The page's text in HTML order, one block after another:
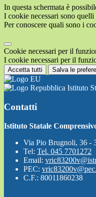
In questa schermata è
I cookie necessari sono
Per conoscere quali sono i
Cookie necessari per il
I cookie necessari per il
Accetta tutti Salva le
Istituto
Contatti
Istituto Statale
Via Pio Brugnoli, 36 -
Tel: Tel. 045 7701272
Email:
PEC:
C.F.: 80011860238